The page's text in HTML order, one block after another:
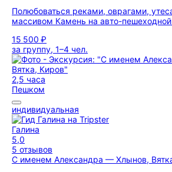
Полюбоваться реками, оврагами,
массивом Камень на авто-
15 500 ₽
за группу, 1–4 чел.
2,5 часа
Пешком
индивидуальная
Галина
5,0
5 отзывов
С именем Александра — Хлынов,